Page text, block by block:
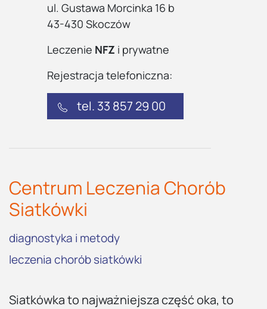
ul. Gustawa Morcinka 16 b
43-430 Skoczów
Leczenie NFZ i prywatne
Rejestracja telefoniczna:
tel. 33 857 29 00
Centrum Leczenia Chorób
Siatkówki
diagnostyka i metody
leczenia chorób siatkówki
Siatkówka to najważniejsza część oka, to